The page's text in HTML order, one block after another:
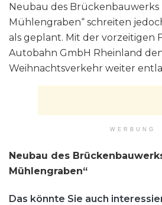
Neubau des Brückenbauwerks
Mühlengraben“ schreiten
als geplant. Mit der vorzeitigen
Autobahn GmbH Rheinland
Weihnachtsverkehr weiter
WERBUNG
Neubau des
Mühlengraben“
Das könnte Sie auch